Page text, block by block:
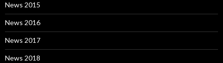
News 2015
News 2016
News 2017
News 2018